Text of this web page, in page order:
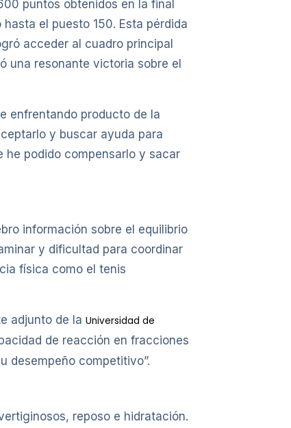
puntos obtenidos en la final
el puesto 150. Esta pérdida
acceder al cuadro principal
una resonante victoria sobre el
enfrentando producto de la
y buscar ayuda para
he podido compensarlo y sacar
información sobre el equilibrio
y dificultad para coordinar
física como el tenis
adjunto de la Universidad de
de reacción en fracciones
desempeño competitivo”.
reposo e hidratación.